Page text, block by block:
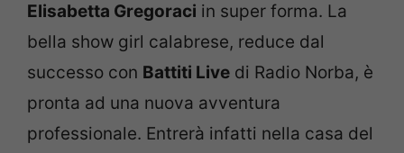
Elisabetta Gregoraci in super forma. La
bella show girl calabrese, reduce dal
successo con Battiti Live di Radio Norba, è
pronta ad una nuova avventura
professionale. Entrerà infatti nella casa del